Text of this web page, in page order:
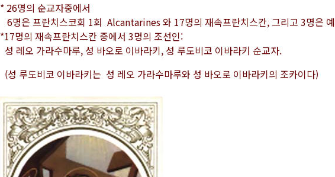
* 26명의 순교자중에서
6명은 프란치스코회 1회 Alcantarines 와 17명의 재속프란치스칸, 그리고 3명은
*17명의 재속프란치스칸 중에서 3명의 조선인:
성 레오 가라수마루, 성 바오로 이바라키, 성 루도비코 이바라키 순교자.
(성 루도비코 이바라키는 성 레오 가라수마루와 성 바오로 이바라키의 조카이다)